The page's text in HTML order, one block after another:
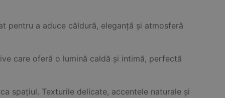
pentru a aduce căldură, eleganță și atmosferă
care oferă o lumină caldă și intimă, perfectă
spațiul. Texturile delicate, accentele naturale și